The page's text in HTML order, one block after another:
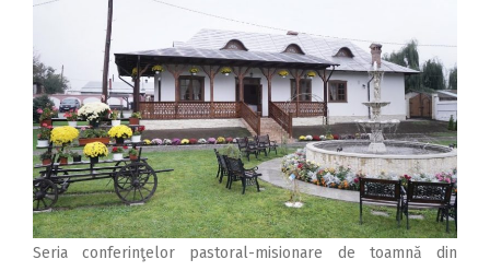
Seria conferinţelor pastoral-misionare de toamnă din